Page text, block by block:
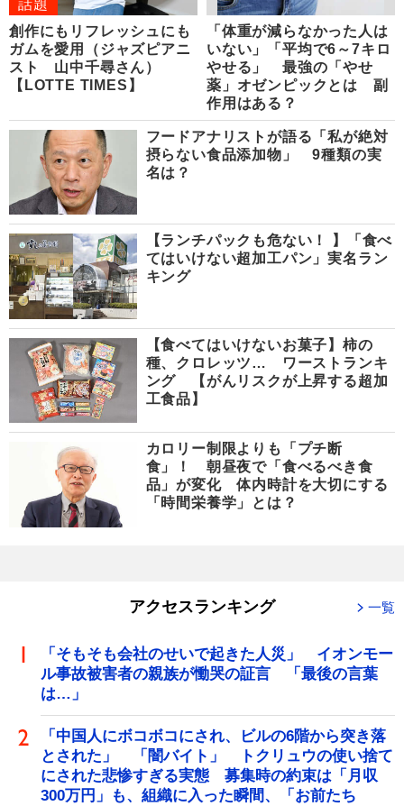
話題
創作にもリフレッシュにも
ガムを愛用（ジャズピアニ
スト 山中千尋さん）
【LOTTE TIMES】
「体重が減らなかった人は
いない」「平均で6～7キロ
やせる」 最強の「やせ
薬」オゼンピックとは 副
作用はある？
フードアナリストが語る「私が絶対
摂らない食品添加物」 9種類の実
名は？
【ランチパックも危ない！ 】「食べ
てはいけない超加工パン」実名ラン
キング
【食べてはいけないお菓子】柿の
種、クロレッツ… ワーストランキ
ング 【がんリスクが上昇する超加
工食品】
カロリー制限よりも「プチ断
食」！ 朝昼夜で「食べるべき食
品」が変化 体内時計を大切にする
「時間栄養学」とは？
アクセスランキング 一覧
「そもそも会社のせいで起きた人災」 イオンモー
ル事故被害者の親族が慟哭の証言 「最後の言葉
は…」
「中国人にボコボコにされ、ビルの6階から突き落
とされた」 「闇バイト」 トクリュウの使い捨て
にされた悲惨すぎる実態 募集時の約束は「月収
300万円」も、組織に入った瞬間、「お前たち